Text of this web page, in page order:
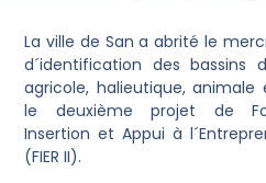
La ville de San a abrité le
d´identification des bassins
agricole, halieutique,
le deuxième projet de
Insertion et Appui à
(FIER II).